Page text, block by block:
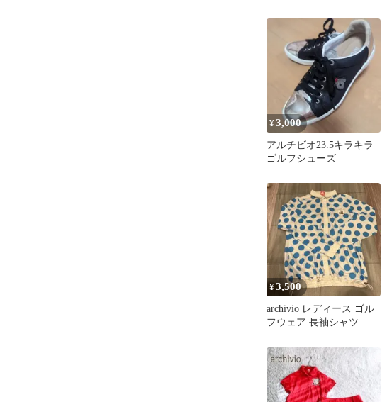
¥3,000
アルチビオ23.5キラキラ
ゴルフシューズ
¥3,500
archivio レディース ゴル
フウェア 長袖シャツ ド